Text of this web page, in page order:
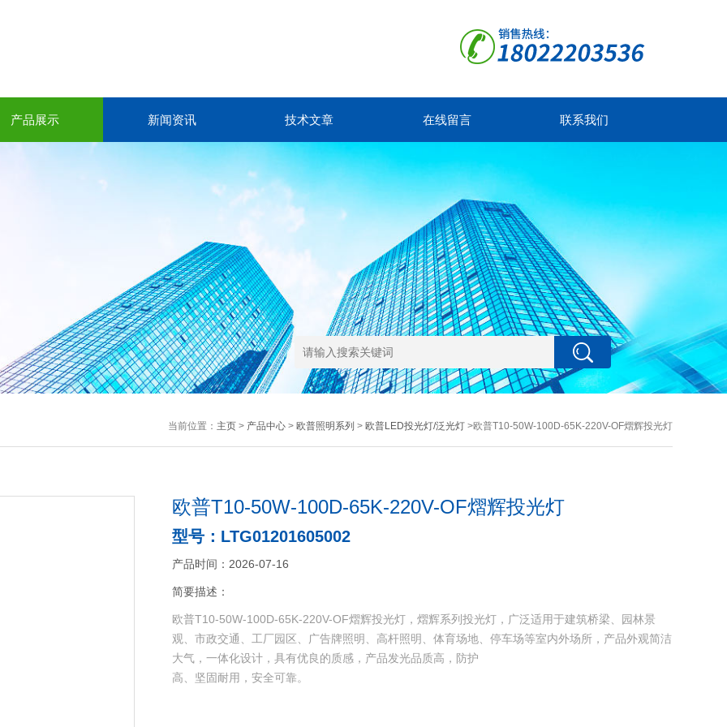
产品展示 新闻资讯 技术文章 在线留言 联系我们
当前位置： 主页> 产品中心> 欧普照明系列 > 欧普LED投光灯/泛光灯>欧普T10-50W-100D-65K-220V-OF熠辉投光灯
欧普T10-50W-100D-65K-220V-OF熠辉投光灯
型号：LTG01201605002
产品时间：2026-07-16
简要描述：
欧普T10-50W-100D-65K-220V-OF熠辉投光灯，熠辉系列投光灯，广泛适用于建筑桥梁、园林景
观、市政交通、工厂园区、广告牌照明、高杆照明、体育场地、停车场等室内外场所，产品外观简洁
大气，一体化设计，具有优良的质感，产品发光品质高，防护
高、坚固耐用，安全可靠。